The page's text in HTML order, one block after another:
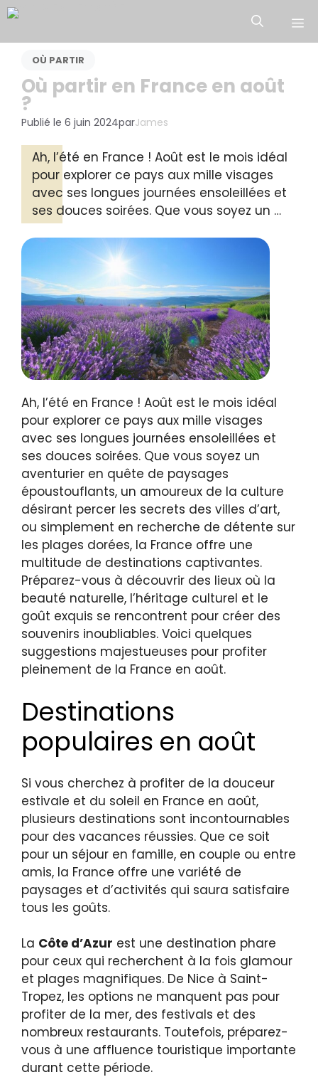
Aller
contenu
OÙ PARTIR
Où partir en France en août
?
Publié le 6 juin 2024parJames
Ah, l’été en France ! Août est le mois idéal
pour explorer ce pays aux mille visages
avec ses longues journées ensoleillées et
ses douces soirées. Que vous soyez un …
Ah, l’été en France ! Août est le mois idéal
pour explorer ce pays aux mille visages
avec ses longues journées ensoleillées et
ses douces soirées. Que vous soyez un
aventurier en quête de paysages
époustouflants, un amoureux de la culture
désirant percer les secrets des villes d’art,
ou simplement en recherche de détente sur
les plages dorées, la France offre une
multitude de destinations captivantes.
Préparez-vous à découvrir des lieux où la
beauté naturelle, l’héritage culturel et le
goût exquis se rencontrent pour créer des
souvenirs inoubliables. Voici quelques
suggestions majestueuses pour profiter
pleinement de la France en août.
Destinations
populaires en août
Si vous cherchez à profiter de la douceur
estivale et du soleil en France en août,
plusieurs destinations sont incontournables
pour des vacances réussies. Que ce soit
pour un séjour en famille, en couple ou entre
amis, la France offre une variété de
paysages et d’activités qui saura satisfaire
tous les goûts.
La Côte d’Azur est une destination phare
pour ceux qui recherchent à la fois glamour
et plages magnifiques. De Nice à Saint-
Tropez, les options ne manquent pas pour
profiter de la mer, des festivals et des
nombreux restaurants. Toutefois, préparez-
vous à une affluence touristique importante
durant cette période.